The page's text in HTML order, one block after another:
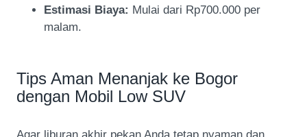
Estimasi Biaya: Mulai dari Rp700.000 per
malam.
Tips Aman Menanjak ke Bogor
dengan Mobil Low SUV
Agar liburan akhir pekan Anda tetap nyaman dan